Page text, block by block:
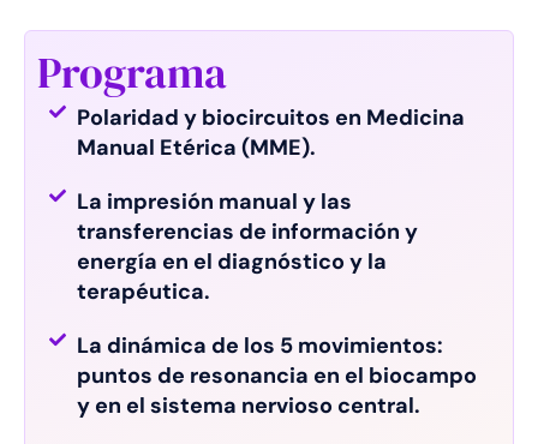
Programa
Polaridad y biocircuitos en Medicina
Manual Etérica (MME).
La impresión manual y las
transferencias de información y
energía en el diagnóstico y la
terapéutica.
La dinámica de los 5 movimientos:
puntos de resonancia en el biocampo
y en el sistema nervioso central.